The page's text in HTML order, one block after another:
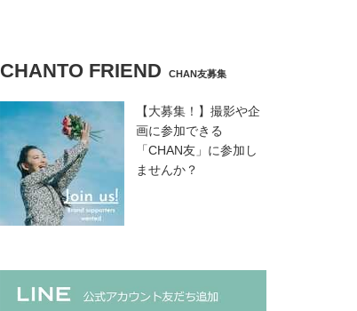
CHANTO FRIEND CHAN友募集
【大募集！】撮影や企
画に参加できる
「CHAN友」に参加し
ませんか？